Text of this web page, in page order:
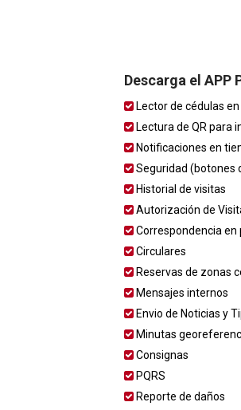
Descarga el
Lector de cédulas
Lectura de QR para
Notificaciones en
Seguridad (botones
Historial de visitas
Autorización de
Correspondencia en
Circulares
Reservas de zonas
Mensajes internos
Envio de Noticias y
Minutas
Consignas
PQRS
Reporte de daños